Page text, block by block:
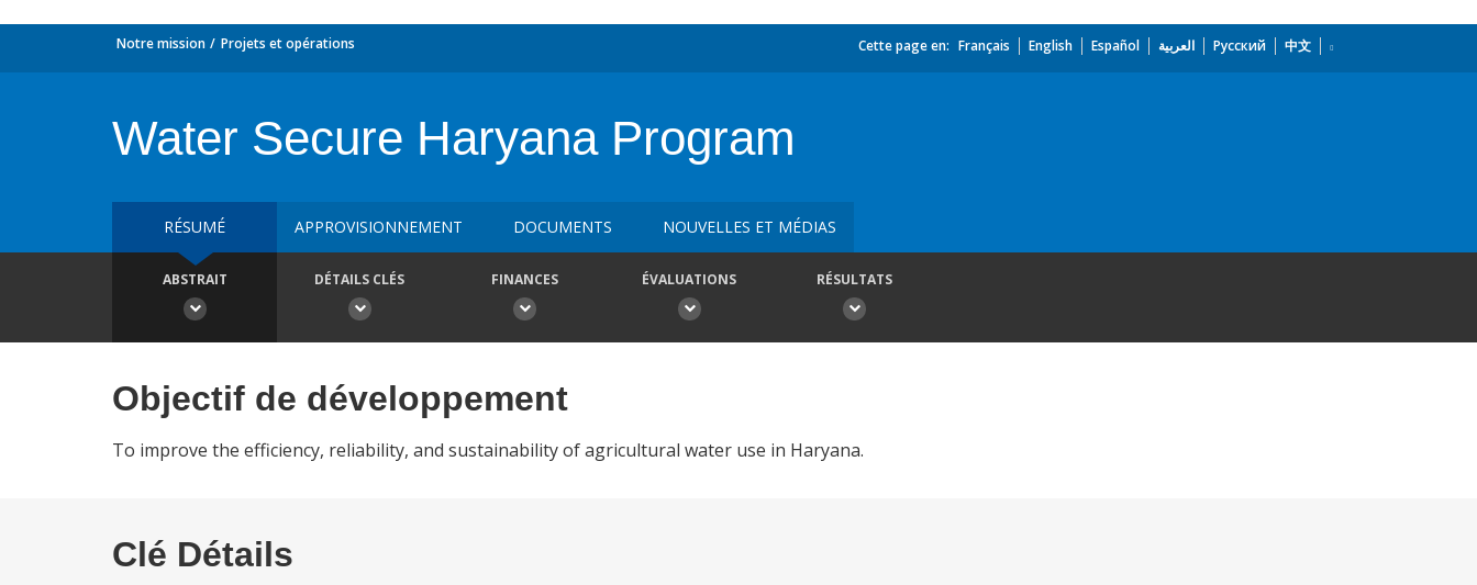
Notre mission Projets et opérations Cette page en: Français English Español العربية Русский 中文
Water Secure Haryana Program
RÉSUMÉ APPROVISIONNEMENT DOCUMENTS NOUVELLES ET MÉDIAS
ABSTRAIT DÉTAILS CLÉS FINANCES ÉVALUATIONS RÉSULTATS
Objectif de développement
To improve the efficiency, reliability, and sustainability of agricultural water use in Haryana.
Clé Détails